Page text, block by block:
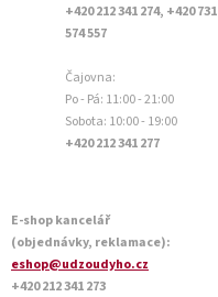
+420 212 341 274, +420 731
574 557
Čajovna:
Po - Pá: 11:00 - 21:00
Sobota: 10:00 - 19:00
+420 212 341 277
E-shop kancelář
(objednávky, reklamace):
eshop@udzoudyho.cz
+420 212 341 273